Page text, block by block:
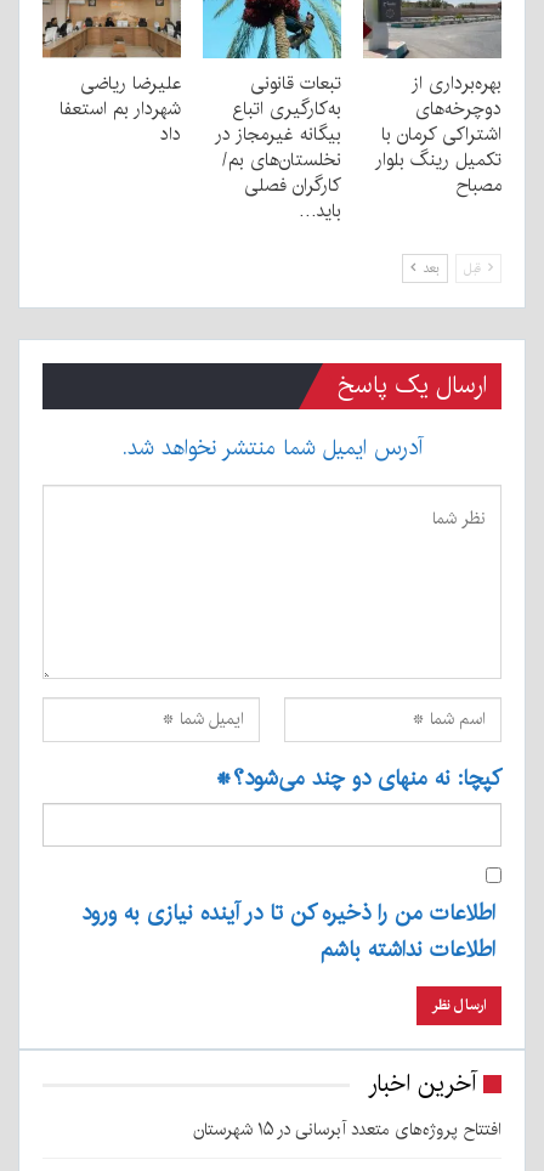
بهره‌برداری از
دوچرخه‌های
اشتراکی کرمان با
تکمیل رینگ بلوار
مصباح
تبعات قانونی
به‌کارگیری اتباع
بیگانه غیرمجاز در
نخلستان‌های بم/
کارگران فصلی
باید…
علیرضا ریاضی
شهردار بم استعفا
داد
قبل بعد
ارسال یک پاسخ
آدرس ایمیل شما منتشر نخواهد شد.
کپچا: نه منهای دو چند می‌شود؟*
اطلاعات من را ذخیره کن تا در آینده نیازی به ورود
اطلاعات نداشته باشم
آخرین اخبار
افتتاح پروژه‌های متعدد آبرسانی در ۱۵ شهرستان